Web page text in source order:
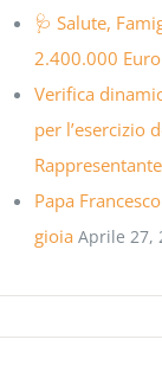
🩺 Salute,
2.400.000
Verifica
per l’esercizio
Papa
gioia Aprile 27,